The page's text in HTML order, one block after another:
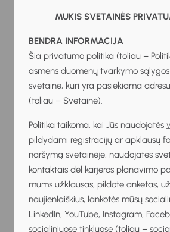
MUKIS SVETAINĖS
BENDRA INFORMACIJA
Šia privatumo politika (toliau –
asmens duomenų tvarkymo
svetaine, kuri yra pasiekiama adresu
(toliau – Svetainė).
Politika taikoma, kai Jūs naudojatės
pildydami registracijų ar apklausų
naršymą svetainėje, naudojatės
kontaktais dėl karjeros planavimo
mums užklausas, pildote anketas,
naujienlaiškius, lankotės mūsų
LinkedIn, YouTube, Instagram,
socialiniuose tinkluose (toliau –